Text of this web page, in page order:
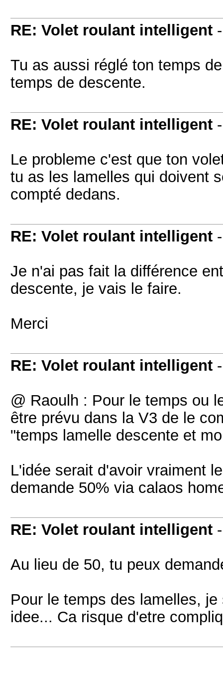
RE: Volet roulant intelligent
Tu as aussi réglé ton temps
temps de descente.
RE: Volet roulant intelligent
Le probleme c'est que ton
tu as les lamelles qui doivent
compté dedans.
RE: Volet roulant intelligent
Je n'ai pas fait la différence
descente, je vais le faire.
Merci
RE: Volet roulant intelligent
@ Raoulh : Pour le temps ou
être prévu dans la V3 de le
"temps lamelle descente et
L'idée serait d'avoir vraiment
demande 50% via calaos
RE: Volet roulant intelligent
Au lieu de 50, tu peux
Pour le temps des lamelles,
idee... Ca risque d'etre